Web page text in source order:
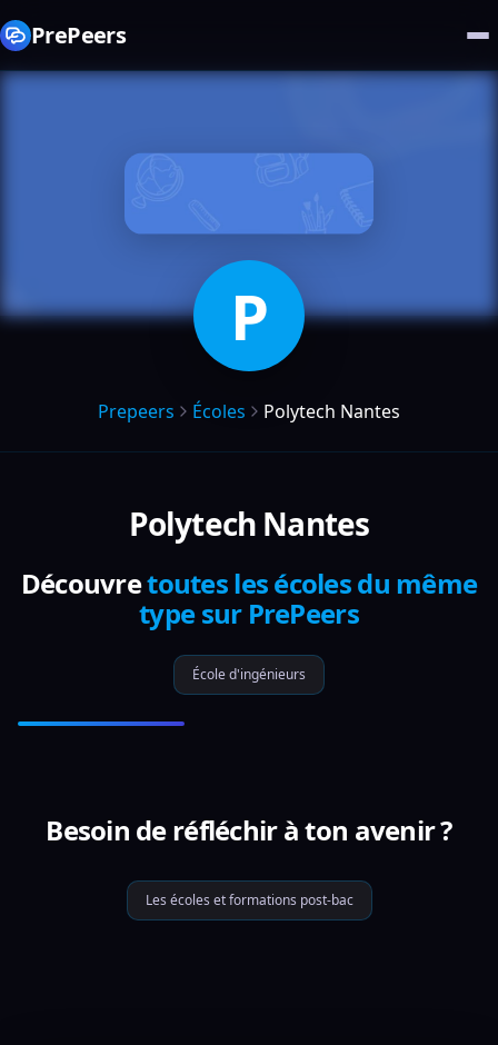
PrePeers
P
Prepeers Écoles Polytech Nantes
Polytech Nantes
Découvretoutes les écoles du même
type sur PrePeers
École d'ingénieurs
Besoin de réfléchir à ton avenir ?
Les écoles et formations post-bac